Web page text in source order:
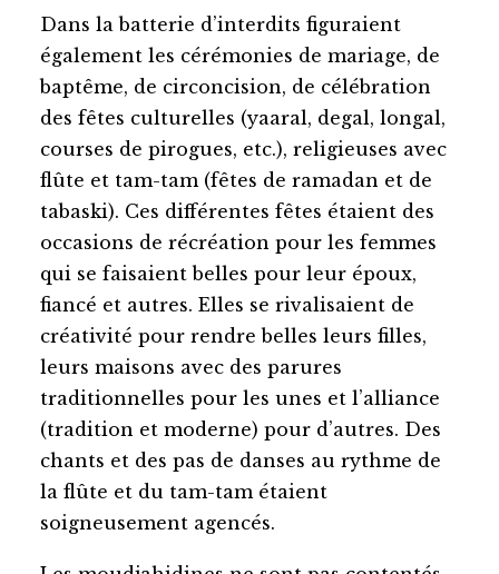
Dans la batterie d’interdits figuraient
également les cérémonies de mariage, de
baptême, de circoncision, de célébration
des fêtes culturelles (yaaral, degal, longal,
courses de pirogues, etc.), religieuses avec
flûte et tam-tam (fêtes de ramadan et de
tabaski). Ces différentes fêtes étaient des
occasions de récréation pour les femmes
qui se faisaient belles pour leur époux,
fiancé et autres. Elles se rivalisaient de
créativité pour rendre belles leurs filles,
leurs maisons avec des parures
traditionnelles pour les unes et l’alliance
(tradition et moderne) pour d’autres. Des
chants et des pas de danses au rythme de
la flûte et du tam-tam étaient
soigneusement agencés.